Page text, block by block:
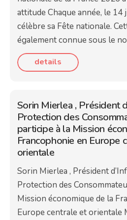
attitude Chaque année, le 14
célèbre sa Fête nationale.
également connue sous le
details
Sorin Mierlea , Président
Protection des
participe à la Mission
Francophonie en Europe
orientale
Sorin Mierlea , Président
Protection des
Mission économique de la
Europe centrale et orientale